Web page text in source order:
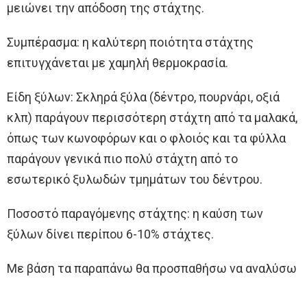
μειώνει την απόδοση της στάχτης.
Συμπέρασμα: η καλύτερη ποιότητα στάχτης
επιτυγχάνεται με χαμηλή θερμοκρασία.
Είδη ξύλων: Σκληρά ξύλα (δέντρο, πουρνάρι, οξιά
κλπ) παράγουν περισσότερη στάχτη από τα μαλακά,
όπως των κωνοφόρων και ο φλοιός και τα φύλλα
παράγουν γενικά πιο πολύ στάχτη από το
εσωτερικό ξυλωδών τμημάτων του δέντρου.
Ποσοστό παραγόμενης στάχτης: η καύση των
ξύλων δίνει περίπου 6-10% στάχτες.
Με βάση τα παραπάνω θα προσπαθήσω να αναλύσω